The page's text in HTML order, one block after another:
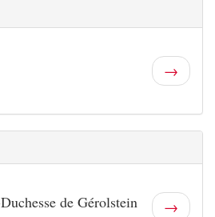
→
de Gérolstein →